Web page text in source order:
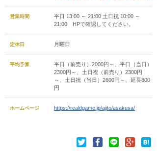
営業時間
平日 13:00 ～ 21:00 土日祝 10:00 ～
21:00 HPで確認してください。
定休日 月曜日
平均予算
平日（前売り）2000円～、平日（当日）
2300円～、土日祝（前売り）2300円
～、土日祝（当日）2600円～、延長800
円
ホームページ https://realdgame.jp/ajito/asakusa/